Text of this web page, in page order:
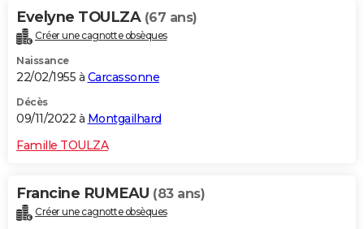
Evelyne TOULZA (67 ans)
Créer une cagnotte obsèques
Naissance
22/02/1955 à Carcassonne
Décès
09/11/2022 à Montgailhard
Famille TOULZA
Francine RUMEAU (83 ans)
Créer une cagnotte obsèques